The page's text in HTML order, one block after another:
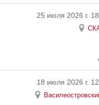
25 июля 2026 г.
18 июля 2026 г.